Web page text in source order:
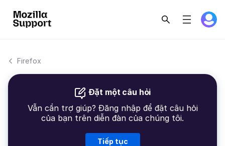
Firefox
Đặt một câu hỏi
Vẫn cần trợ giúp? Đăng nhập để đặt câu hỏi
của bạn trên diễn đàn của chúng tôi.
Tiếp tục